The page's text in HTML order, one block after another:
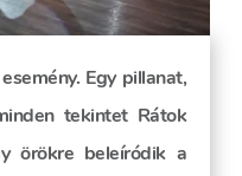
Egy pillanat,
tekintet Rátok
örökre beleíródik a